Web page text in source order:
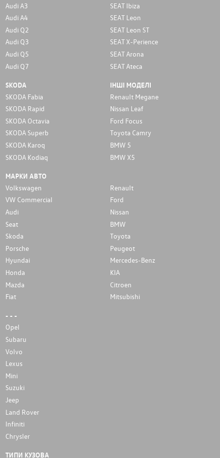
Audi A3
Audi A4
Audi Q2
Audi Q3
Audi Q5
Audi Q7
SEAT Ibiza
SEAT Leon
SEAT Leon ST
SEAT X-Perience
SEAT Arona
SEAT Ateca
SKODA
SKODA Fabia
SKODA Rapid
SKODA Octavia
SKODA Superb
SKODA Karoq
SKODA Kodiaq
ІНШІ МОДЕЛІ
Renault Megane
Nissan Leaf
Ford Focus
Toyota Camry
BMW 5
BMW X5
МАРКИ АВТО
Volkswagen
Renault
VW Commercial
Ford
Audi
Nissan
Seat
BMW
Skoda
Toyota
Porsche
Peugeot
Hyundai
Mercedes-Benz
Honda
KIA
Mazda
Citroen
Fiat
Mitsubishi
- - -
Opel
Subaru
Volvo
Lexus
Mini
Suzuki
Jeep
Land Rover
Infiniti
Chrysler
ТИПИ КУЗОВА